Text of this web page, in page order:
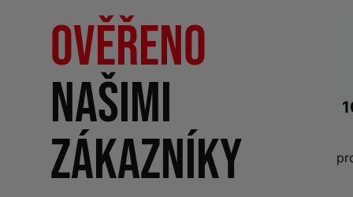
Ověřeno
našimi
zákazníky